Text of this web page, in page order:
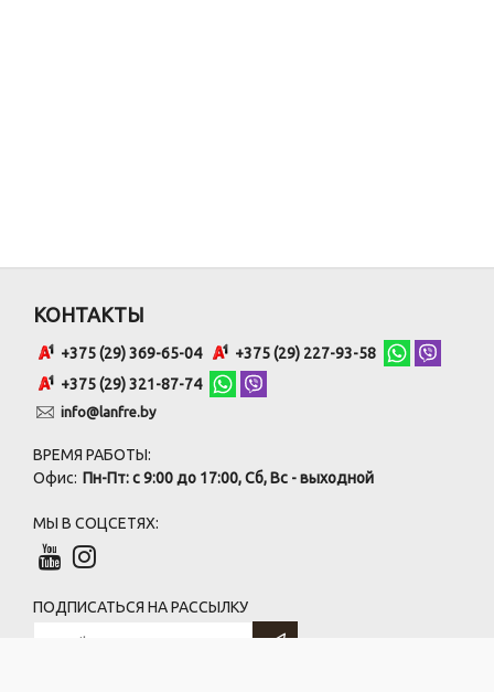
КОНТАКТЫ
+375 (29) 369-65-04
+375 (29) 227-93-58
+375 (29) 321-87-74
info@lanfre.by
ВРЕМЯ РАБОТЫ:
Офис: Пн-Пт: с 9:00 до 17:00, Сб, Вс - выходной
МЫ В СОЦСЕТЯХ:
ПОДПИСАТЬСЯ НА РАССЫЛКУ